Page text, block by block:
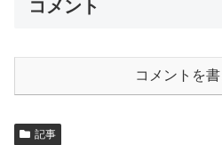
コメント
コメントを
記事